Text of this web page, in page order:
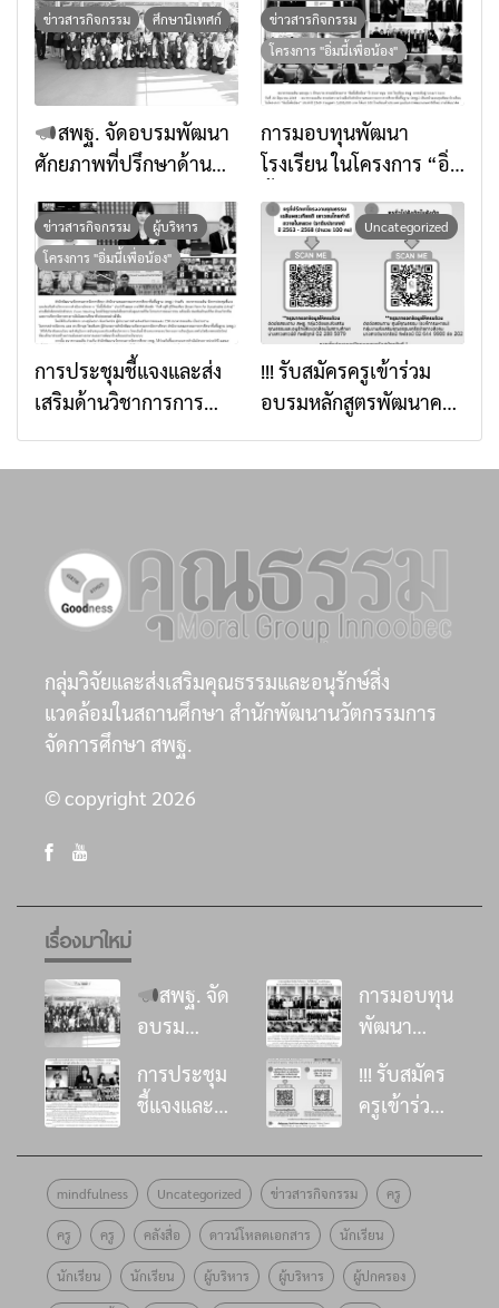
ข่าวสารกิจกรรม
ศึกษานิเทศก์
สพฐ. จัดอบรมพัฒนา
ศักยภาพที่ปรึกษาด้าน
ทางจิตใจด้วยศาสตร์แห่ง
สติ เตรียมพร้อมยกระดับ
การส่งเสริมคุณธรรมใน
ระดับพื้นที่ผ่านการเรียนรู้
วิถีใหม่
ข่าวสารกิจกรรม
โครงการ "อิ่มนี้เพื่อน้อง"
การมอบทุนพัฒนา
โรงเรียน ในโครงการ “อิ่ม
๒๕๖๙ ธนาคารออมสิน
มอบทุน จำนวน 100
โรงเรียน จำนวนทั้งสิ้น
5,000,000 บาท
ข่าวสารกิจกรรม
ผู้บริหาร
โครงการ "อิ่มนี้เพื่อน้อง"
การประชุมชี้แจงและส่ง
เสริมด้านวิชาการการ
นี้เพื่อน้อง” ประจำปี
(Smart Farm for
Sustainable Living)”
Uncategorized
!!! รับสมัครครูเข้าร่วม
อบรมหลักสูตรพัฒนาครู
10 !!
กลุ่มวิจัยและส่งเสริมคุณธรรมและอนุรักษ์สิ่ง
แวดล้อมในสถานศึกษา สำนักพัฒนานวัตกรรมการ
จัดการศึกษา สพฐ.
© copyright 2026
เรื่องมาใหม่
สพฐ. จัด
อบรม
ศักยภาพที่
ปรึกษาด้าน
การเสริม
สร้าง
ภูมิคุ้มกัน
ทางจิตใจ
ด้วยศาสตร์
การมอบทุน
พัฒนา
โรงเรียน ใน
โครงการ
“อิ่มนี้เพื่อ
น้อง”
ประจำปี
๒๕๖๙
ธนาคาร
ออมสิน
การประชุม
ชี้แจงและ
ดำเนินงาน
โครงการ
“อิ่มนี้เพื่อ
น้อง”
!!! รับสมัคร
ครูเข้าร่วม
พัฒนาครู
โครงงาน
คุณธรรม
mindfulness Uncategorized ข่าวสารกิจกรรม ครู
ครู ครู คลังสื่อ ดาวน์โหลดเอกสาร นักเรียน
นักเรียน นักเรียน ผู้บริหาร ผู้บริหาร ผู้ปกครอง